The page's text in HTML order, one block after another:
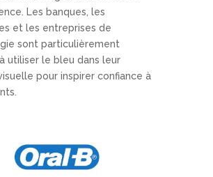
Les banques, les
et les entreprises de
sont particulièrement
utiliser le bleu dans leur
pour inspirer confiance à